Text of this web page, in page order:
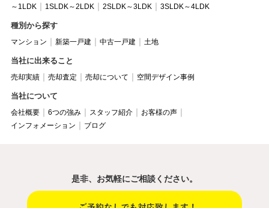
～1LDK 1SLDK～2LDK 2SLDK～3LDK 3SLDK～4LDK
種別から探す
マンション 新築一戸建 中古一戸建 土地
当社に出来ること
売却実績 売却査定 売却について 空間デザイン事例
当社について
会社概要 6つの強み スタッフ紹介
お客様の声
インフォメーション
ブログ
是非、お気軽にご相談ください。